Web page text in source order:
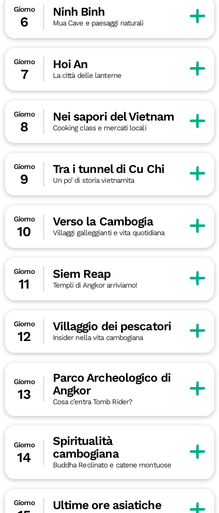
Giorno
6
Ninh Binh
Mua Cave e paesaggi naturali
Giorno
7
Hoi An
La città delle lanterne
Giorno
8
Nei sapori del Vietnam
Cooking class e mercati locali
Giorno
9
Tra i tunnel di Cu Chi
Un po’ di storia vietnamita
Giorno
10
Verso la Cambogia
Villaggi galleggianti e vita quotidiana
Giorno
11
Siem Reap
Templi di Angkor arriviamo!
Giorno
12
Villaggio dei pescatori
Insider nella vita cambogiana
Giorno
13
Parco Archeologico di
Angkor
Cosa c’entra Tomb Rider?
Giorno
14
Spiritualità
cambogiana
Buddha Reclinato e catene montuose
Giorno Ultime ore asiatiche